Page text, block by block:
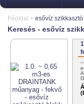
Főoldal > esővíz szikkasztó
Keresés - esővíz